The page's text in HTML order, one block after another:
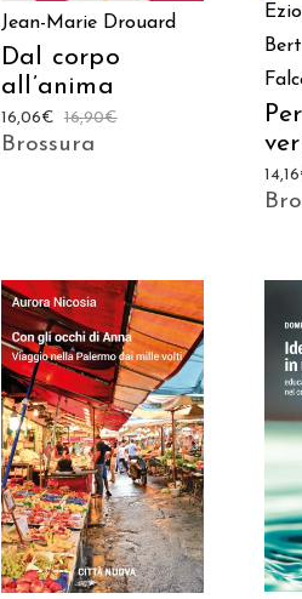
Jean-Marie Drouard
Dal corpo
all’anima
16,90€
16,06€
Brossura
14,16
AGGIUNGI AL CARRELLO